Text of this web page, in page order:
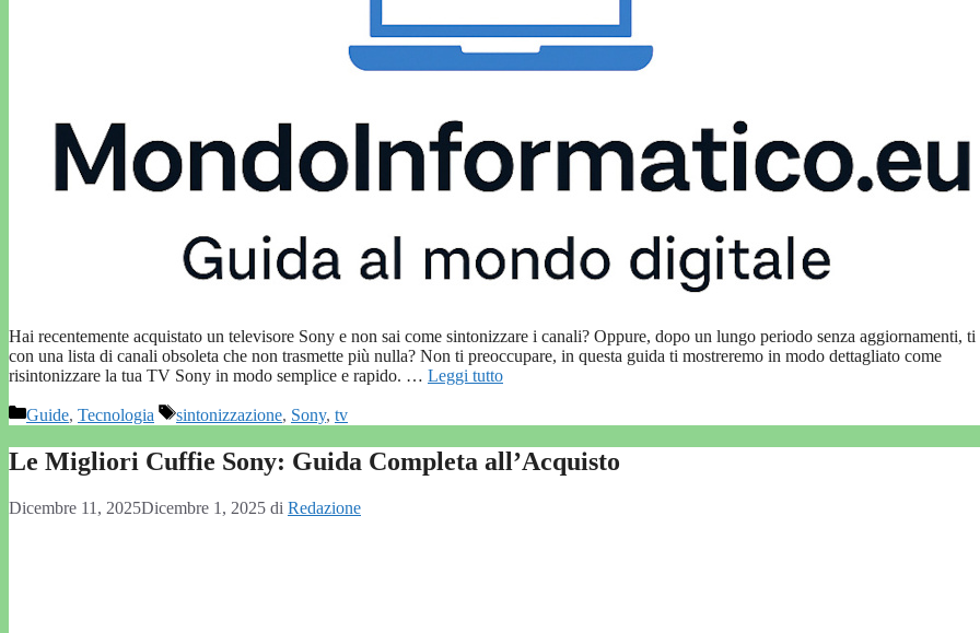
Hai recentemente acquistato un televisore Sony e non sai come sintonizzare i canali? Oppure, dopo un lungo periodo senza aggiornamenti,
con una lista di canali obsoleta che non trasmette più nulla? Non ti preoccupare, in questa guida ti mostreremo in modo dettagliato come
risintonizzare la tua TV Sony in modo semplice e rapido. … Leggi tutto
Categorie
Guide, Tecnologia Tag
sintonizzazione, Sony, tv
Le Migliori Cuffie Sony: Guida Completa all’Acquisto
Dicembre 11, 2025Dicembre 1, 2025 di Redazione